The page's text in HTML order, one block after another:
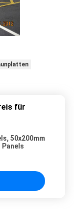
für
50x200mm